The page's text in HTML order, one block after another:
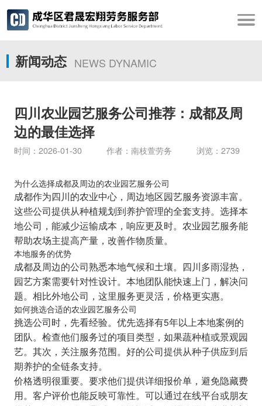
新闻动态 NEWS DYNAMIC
四川农业园艺服务公司推荐：成都及周
边的最佳选择
时间：2026-01-30 作者：南枝萱劳务 浏览：2739
为什么选择成都及周边的农业园艺服务公司
成都作为四川的农业中心，周边地区园艺服务资源丰富。
这些公司提供从种植规划到养护管理的全套支持。选择本
地公司，能减少运输成本，响应更及时。农业园艺服务能
帮助农场主提高产量，改善作物质量。
本地服务的优势
成都及周边的公司熟悉本地气候和土壤。四川多雨湿热，
园艺方案需要针对性设计。本地团队能快速上门，解决问
题。相比外地公司，这里服务更灵活，价格更实惠。
如何挑选合适的农业园艺服务公司
挑选公司时，先看经验。优先选择有5年以上本地案例的
团队。检查他们服务过的项目类型，如果蔬种植或景观园
艺。其次，关注服务范围。好的公司提供从种子供应到后
期养护的全链条支持。
价格透明很重要。要求他们提供详细报价单，避免隐藏费
用。客户评价也能反映可靠性。可以通过在线平台或朋友